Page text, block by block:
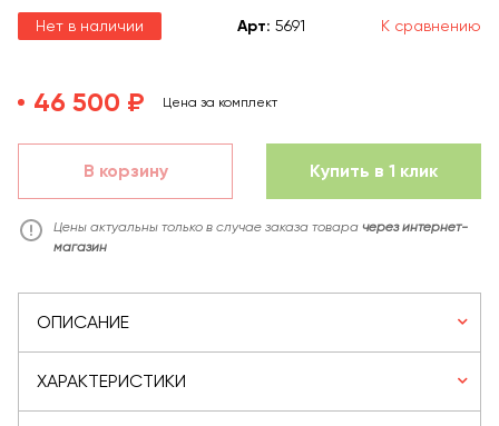
Нет в наличии Арт: 5691 К сравнению
46 500 ₽ Цена за комплект
В корзину Купить в 1 клик
Цены актуальны только в случае заказа товара через интернет-
магазин
ОПИСАНИЕ
ХАРАКТЕРИСТИКИ